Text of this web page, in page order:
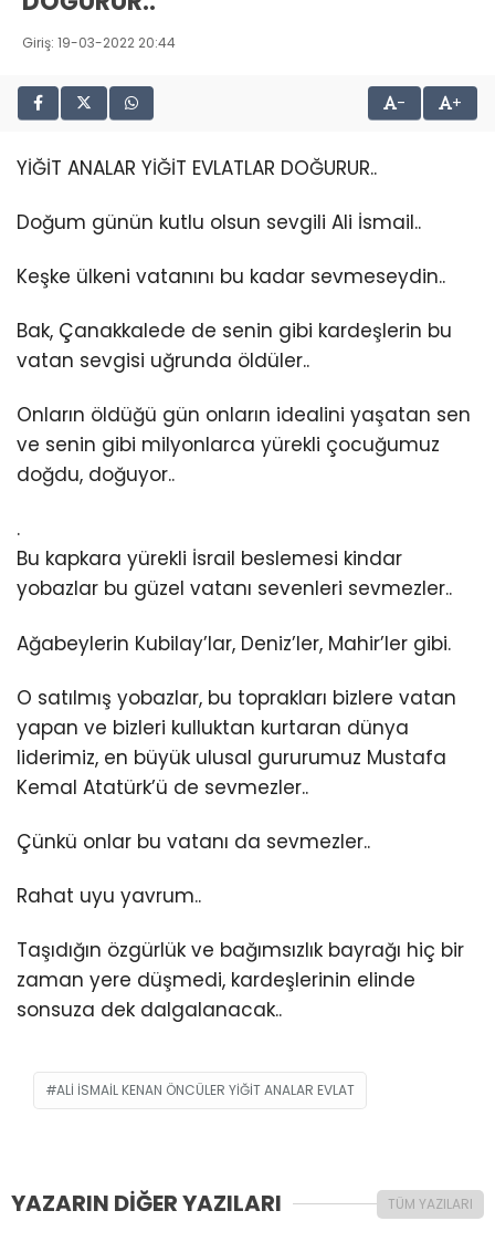
Giriş: 19-03-2022 20:44
- +
YİĞİT ANALAR YİĞİT EVLATLAR DOĞURUR..
Doğum günün kutlu olsun sevgili Ali İsmail..
Keşke ülkeni vatanını bu kadar sevmeseydin..
Bak, Çanakkalede de senin gibi kardeşlerin bu
vatan sevgisi uğrunda öldüler..
Onların öldüğü gün onların idealini yaşatan sen
ve senin gibi milyonlarca yürekli çocuğumuz
doğdu, doğuyor..
.
Bu kapkara yürekli İsrail beslemesi kindar
yobazlar bu güzel vatanı sevenleri sevmezler..
Ağabeylerin Kubilay’lar, Deniz’ler, Mahir’ler gibi.
O satılmış yobazlar, bu toprakları bizlere vatan
yapan ve bizleri kulluktan kurtaran dünya
liderimiz, en büyük ulusal gururumuz Mustafa
Kemal Atatürk’ü de sevmezler..
Çünkü onlar bu vatanı da sevmezler..
Rahat uyu yavrum..
Taşıdığın özgürlük ve bağımsızlık bayrağı hiç bir
zaman yere düşmedi, kardeşlerinin elinde
sonsuza dek dalgalanacak..
ALI ISMAIL KENAN ÖNCÜLER YIĞIT ANALAR EVLAT
YAZARIN DİĞER YAZILARI TÜM YAZILARI